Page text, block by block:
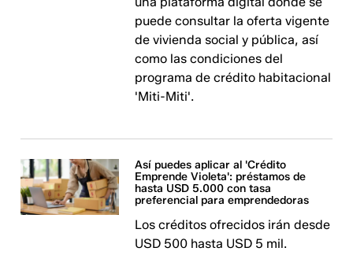
puede consultar la oferta vigente
de vivienda social y pública, así
como las condiciones del
programa de crédito habitacional
'Miti-Miti'.
Así puedes aplicar al 'Crédito
Emprende Violeta': préstamos de
hasta USD 5.000 con tasa
preferencial para emprendedoras
Los créditos ofrecidos irán desde
USD 500 hasta USD 5 mil.